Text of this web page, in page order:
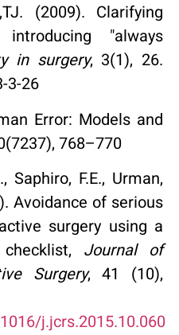
(2009). Clarifying
"always
in surgery , 3(1), 26.
3-26
Error: Models and
768–770
Saphiro, F.E., Urman,
Avoidance of serious
surgery using a
checklist,Journal of
Surgery , 41 (10),
j.jcrs.2015.10.060